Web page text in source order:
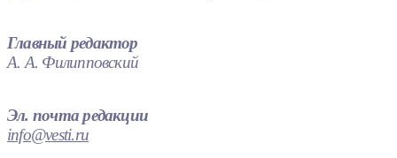
Главный редактор
А. А. Филипповский
Эл. почта редакции
info@vesti.ru